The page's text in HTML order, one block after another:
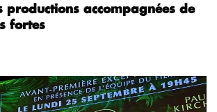
productions accompagnées de
fortes